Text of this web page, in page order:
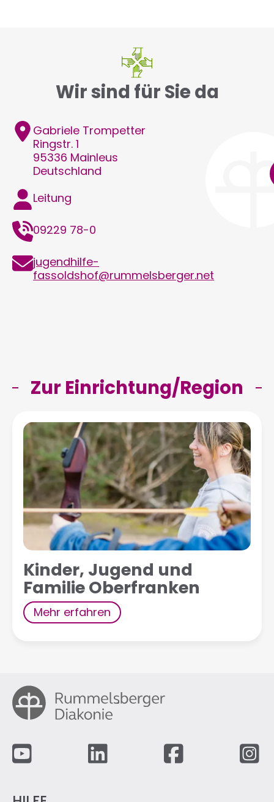
Wir sind für Sie da
Adresse
Gabriele Trompetter
Ringstr. 1
95336 Mainleus
Deutschland
Funktion
Leitung
Telefon09229 78-0
E-
Mail
jugendhilfe-
fassoldshof@rummelsberger.net
Zur Einrichtung/Region
Kinder, Jugend und
Familie Oberfranken
Mehr erfahren
Fußzeile